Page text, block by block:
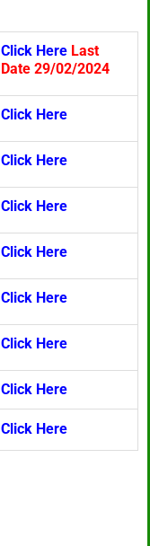
Click Here Last
Date 29/02/2024
Click Here
Click Here
Click Here
Click Here
Click Here
Click Here
Click Here
Click Here